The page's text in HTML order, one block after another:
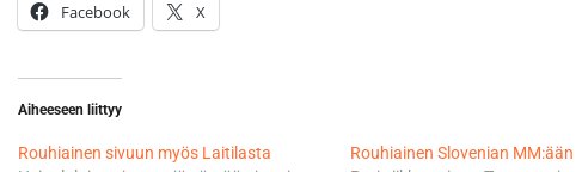
Facebook X
Aiheeseen liittyy
Rouhiainen sivuun myös Laitilasta
Rouhiainen Slovenian MM:ään